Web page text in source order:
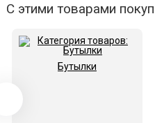
С этими товарами
Бутылки